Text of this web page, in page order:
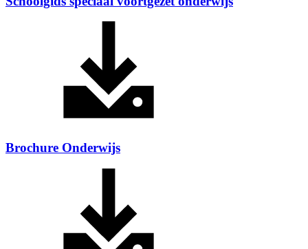
Brochure Onderwijs